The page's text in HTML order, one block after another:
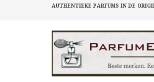
AUTHENTIEKE PARFUMS IN DE